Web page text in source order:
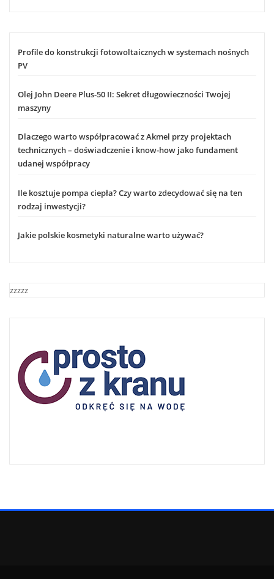
Profile do konstrukcji fotowoltaicznych w systemach nośnych
PV
Olej John Deere Plus-50 II: Sekret długowieczności Twojej
maszyny
Dlaczego warto współpracować z Akmel przy projektach
technicznych – doświadczenie i know-how jako fundament
udanej współpracy
Ile kosztuje pompa ciepła? Czy warto zdecydować się na ten
rodzaj inwestycji?
Jakie polskie kosmetyki naturalne warto używać?
zzzzz